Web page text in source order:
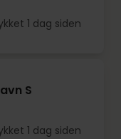
1 dag siden
S
1 dag siden